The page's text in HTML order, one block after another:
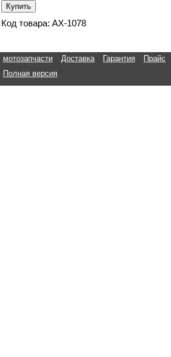
Код товара: АХ-1078
мотозапчасти Доставка Гарантия Прайс
Полная версия